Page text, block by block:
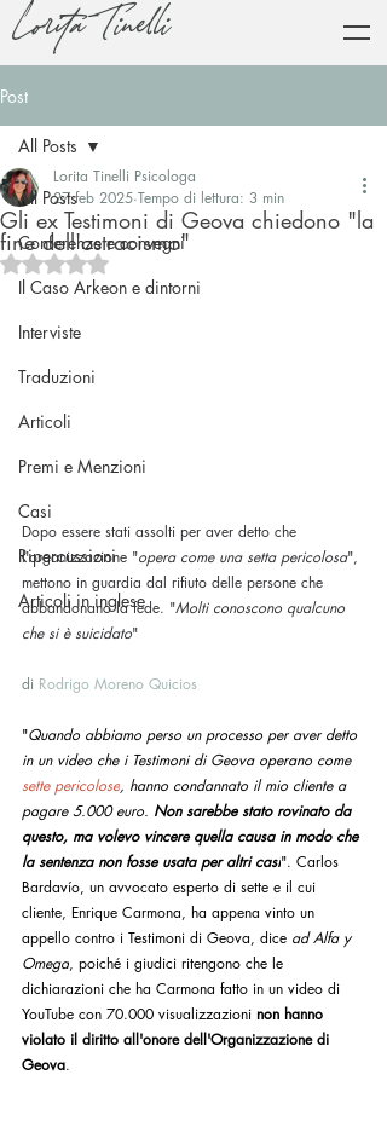
Lorita Tinelli
Post
All Posts
Conferenze e convegni
Il Caso Arkeon e dintorni
Interviste
Traduzioni
Articoli
Premi e Menzioni
Casi
Ripercussioni
Articoli in inglese
All Posts
Gli ex Testimoni di Geova chiedono "la
fine dell'ostracismo"
Lorita Tinelli Psicologa
27 feb 2025 Tempo di lettura: 3 min
Valutazione NaN stelle su 5.
Dopo essere stati assolti per aver detto che
l'organizzazione "opera come una setta pericolosa",
mettono in guardia dal rifiuto delle persone che
abbandonano la fede. "Molti conoscono qualcuno
che si è suicidato"
di Rodrigo Moreno Quicios
"Quando abbiamo perso un processo per aver detto
in un video che i Testimoni di Geova operano come
sette pericolose, hanno condannato il mio cliente a
pagare 5.000 euro. Non sarebbe stato rovinato da
questo, ma volevo vincere quella causa in modo che
la sentenza non fosse usata per altri casi". Carlos
Bardavío, un avvocato esperto di sette e il cui
cliente, Enrique Carmona, ha appena vinto un
appello contro i Testimoni di Geova, dice ad Alfa y
Omega, poiché i giudici ritengono che le
dichiarazioni che ha Carmona fatto in un video di
YouTube con 70.000 visualizzazioni non hanno
violato il diritto all'onore dell'Organizzazione di
Geova.